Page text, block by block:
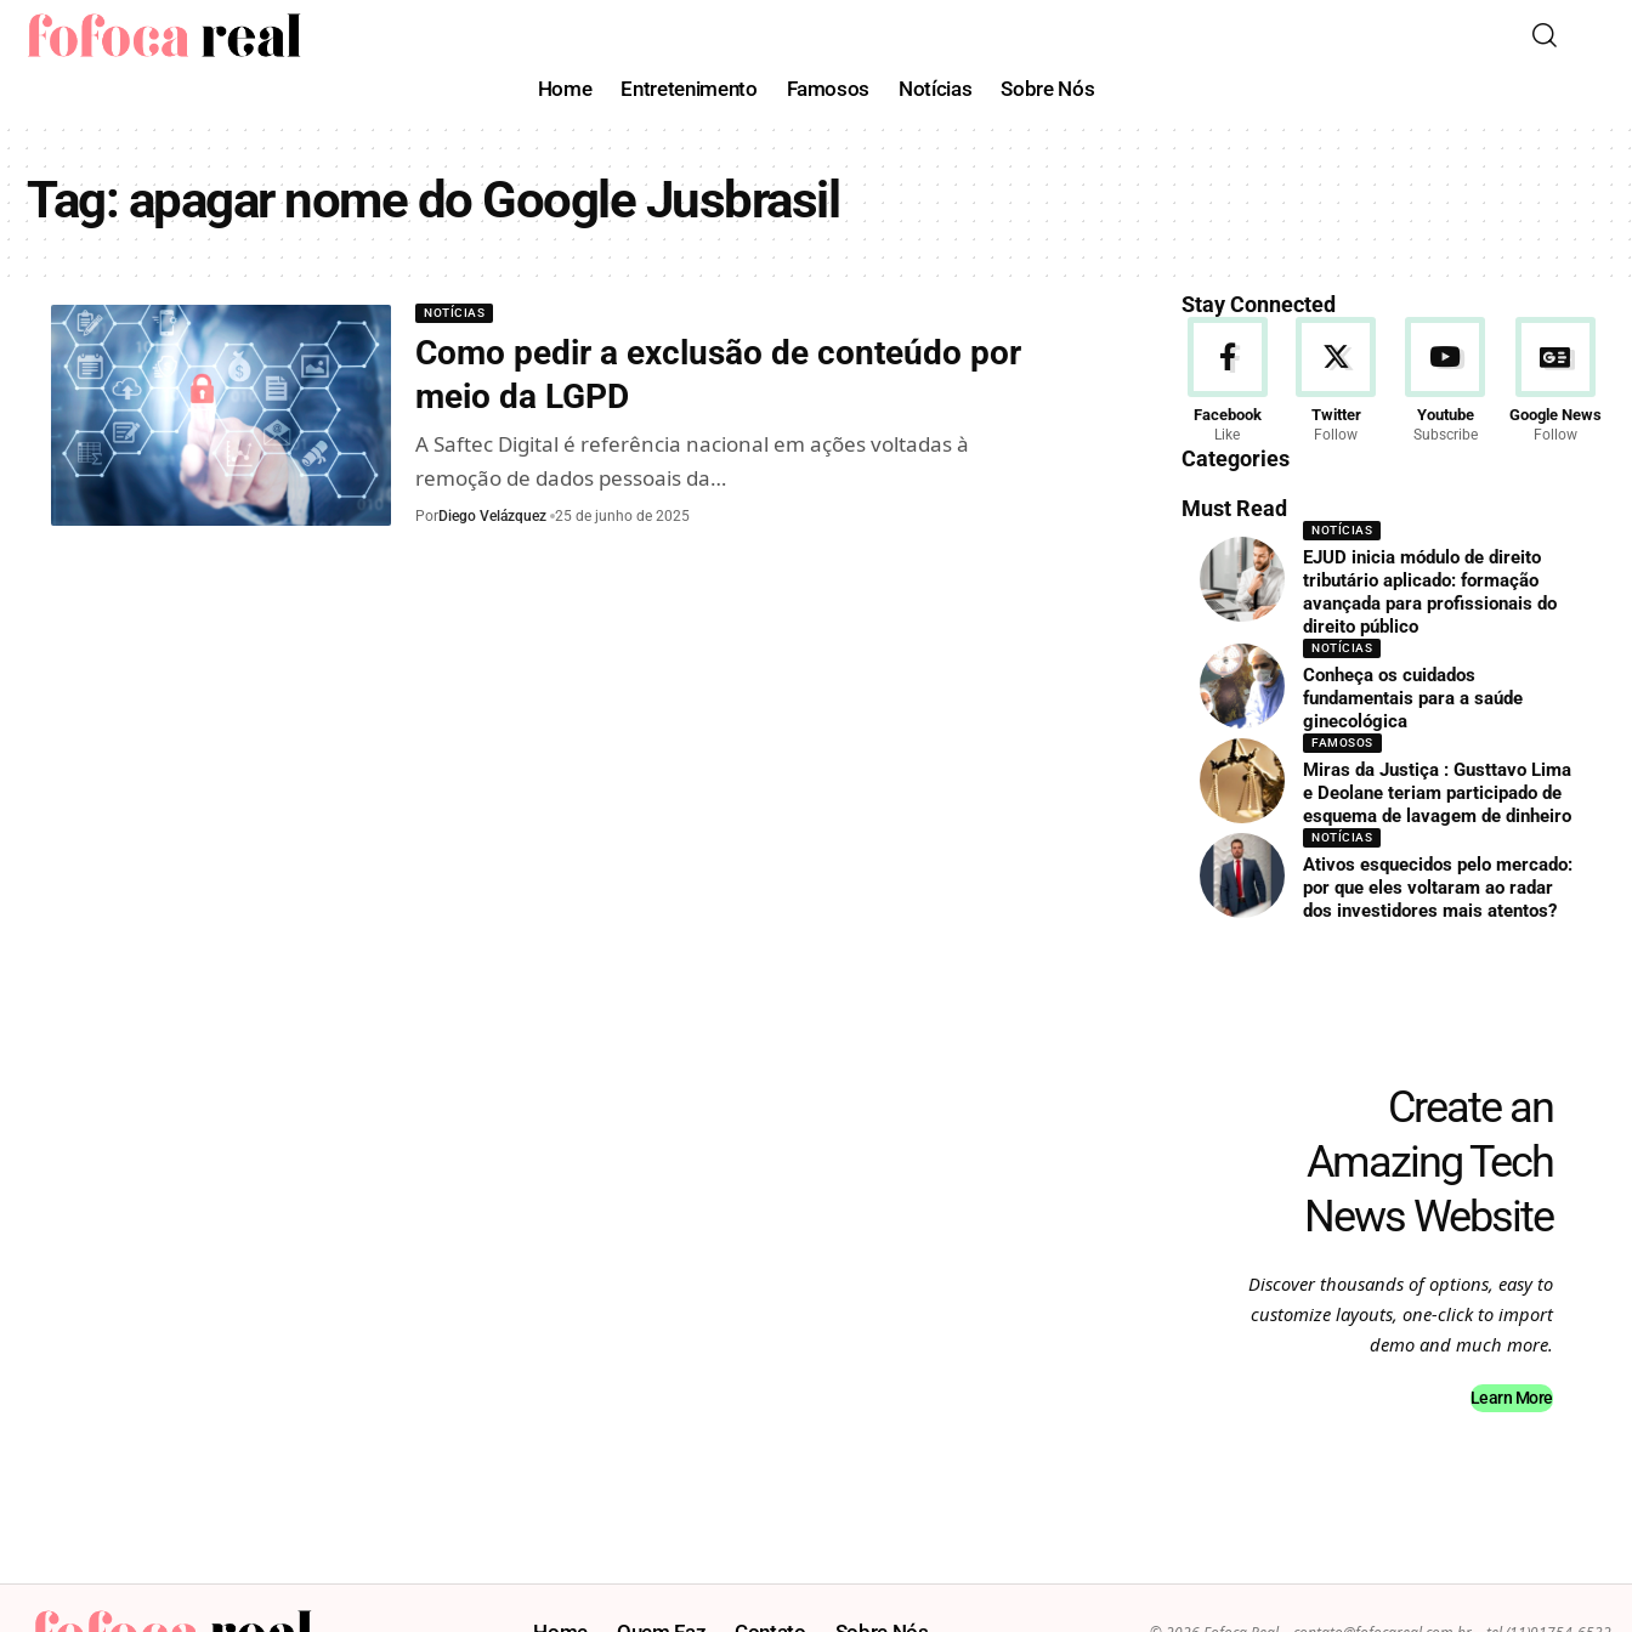
Home Entretenimento Famosos Notícias Sobre Nós
Tag:apagar nome do Google Jusbrasil
NOTÍCIAS
Como pedir a exclusão de conteúdo por
meio da LGPD
A Saftec Digital é referência nacional em ações voltadas à
remoção de dados pessoais da…
PorDiego Velázquez 25 de junho de 2025
Stay Connected
Facebook
Like
Twitter
Follow
Youtube
Subscribe
Google News
Follow
Categories
Must Read
NOTÍCIAS
EJUD inicia módulo de direito
tributário aplicado: formação
avançada para profissionais do
direito público
NOTÍCIAS
Conheça os cuidados
fundamentais para a saúde
ginecológica
FAMOSOS
Miras da Justiça : Gusttavo Lima
e Deolane teriam participado de
esquema de lavagem de dinheiro
NOTÍCIAS
Ativos esquecidos pelo mercado:
por que eles voltaram ao radar
dos investidores mais atentos?
Create an
Amazing Tech
News Website
Discover thousands of options, easy to
customize layouts, one-click to import
demo and much more.
Learn More